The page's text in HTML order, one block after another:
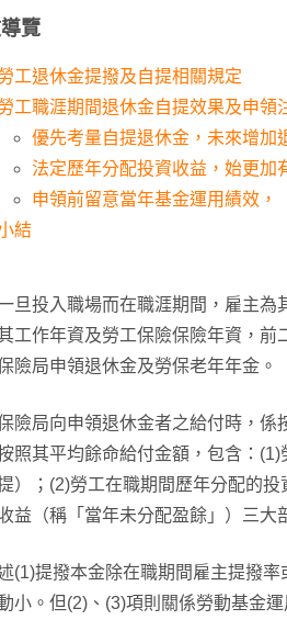
覽
工退休金提撥及自提相關規定
工職涯期間退休金自提效果及申領
優先考量自提退休金，未來增加
法定歷年分配投資收益，始更加
申領前留意當年基金運用績效，
結
旦投入職場而在職涯期間，雇主
工作年資及勞工保險保險年資，
險局申領退休金及勞保老年年金。
險局向申領退休金者之給付時，
照其平均餘命給付金額，包含：
）；(2)勞工在職期間歷年分配的
益（稱「當年未分配盈餘」）三大
(1)提撥本金除在職期間雇主提撥
小。但(2)、(3)項則關係勞動基金